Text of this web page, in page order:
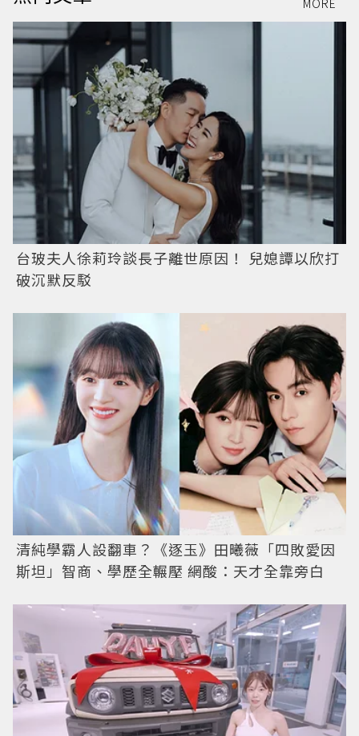
MORE
台玻夫人徐莉玲談長子離世原因！ 兒媳譚以欣打
破沉默反駁
清純學霸人設翻車？《逐玉》田曦薇「四敗愛因
斯坦」智商、學歷全輾壓 網酸：天才全靠旁白